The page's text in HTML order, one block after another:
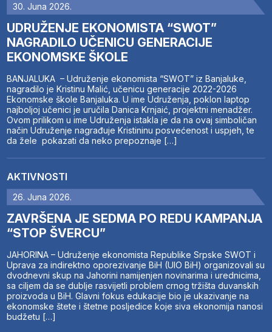
30. Juna 2026.
UDRUŽENJE EKONOMISTA “SWOT”
NAGRADILO UČENICU GENERACIJE
EKONOMSKE ŠKOLE
BANJALUKA – Udruženje ekonomista “SWOT” iz Banjaluke,
nagradilo je Kristinu Malić, učenicu generacije 2022-2026
Ekonomske škole Banjaluka. U ime Udruženja, poklon laptop
najboljoj učenici je uručila Danica Krnjaić, projektni menadžer.
Ovom prilikom u ime Udruženja istakla je da na ovaj simboličan
način Udruženje nagrađuje Kristininu posvećenost i uspjeh, te
da žele pokazati da neko prepoznaje […]
AKTIVNOSTI
26. Juna 2026.
ZAVRŠENA JE SEDMA PO REDU KAMPANJA
“STOP ŠVERCU”
JAHORINA – Udruženje ekonomista Republike Srpske SWOT i
Uprava za indirektno oporezivanje BiH (UIO BiH) organizovali su
dvodnevni skup na Jahorini namijenjen novinarima i urednicima,
sa ciljem da se dublje rasvijetli problem crnog tržišta duvanskih
proizvoda u BiH. Glavni fokus edukacije bio je ukazivanje na
ekonomske štete i štetne posljedice koje siva ekonomija nanosi
budžetu […]